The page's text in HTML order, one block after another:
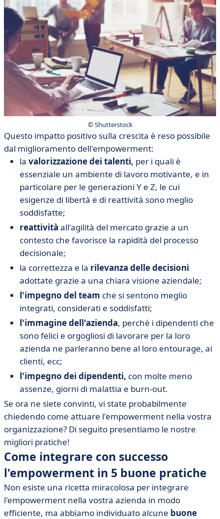
©️ Shutterstock
Questo impatto positivo sulla crescita è reso possibile
dal miglioramento dell'empowerment:
la valorizzazione dei talenti, per i quali è
essenziale un ambiente di lavoro motivante, e in
particolare per le generazioni Y e Z, le cui
esigenze di libertà e di reattività sono meglio
soddisfatte;
reattività all'agilità del mercato grazie a un
contesto che favorisce la rapidità del processo
decisionale;
la correttezza e la rilevanza delle decisioni
adottate grazie a una chiara visione aziendale;
l'impegno del team che si sentono meglio
integrati, considerati e soddisfatti;
l'immagine dell'azienda, perché i dipendenti che
sono felici e orgogliosi di lavorare per la loro
azienda ne parleranno bene al loro entourage, ai
clienti, ecc;
l'impegno dei dipendenti, con molte meno
assenze, giorni di malattia e burn-out.
Se ora ne siete convinti, vi state probabilmente
chiedendo come attuare l'empowerment nella vostra
organizzazione? Di seguito presentiamo le nostre
migliori pratiche!
Come integrare con successo
l'empowerment in 5 buone pratiche
Non esiste una ricetta miracolosa per integrare
l'empowerment nella vostra azienda in modo
efficiente, ma abbiamo individuato alcune buone